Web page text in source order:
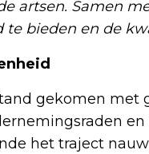
artsen. Samen
bieden en de
gekomen met
het traject